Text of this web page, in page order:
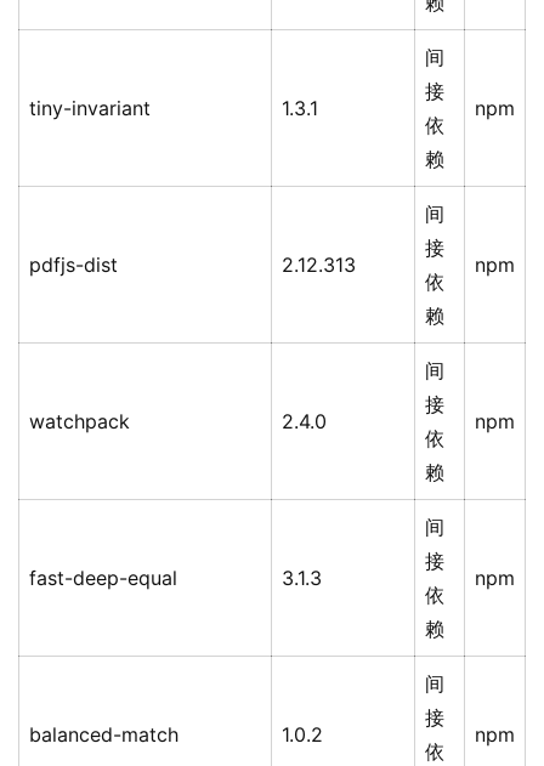
tiny-invariant 1.3.1
间
接
依
赖
npm
pdfjs-dist 2.12.313
间
接
依
赖
npm
watchpack 2.4.0
间
接
依
赖
npm
fast-deep-equal 3.1.3
间
接
依
赖
npm
balanced-match 1.0.2
间
接
依
npm